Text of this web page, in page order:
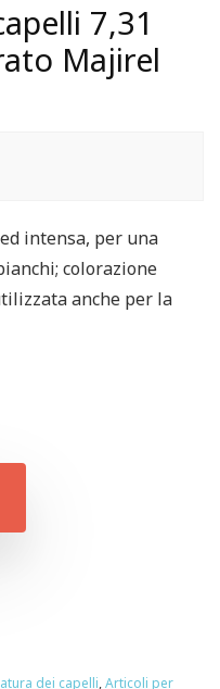
7,31
Majirel
intensa, per una
colorazione
anche per la
dei capelli,Articoli per